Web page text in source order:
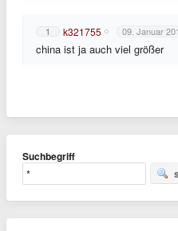
1 k321755 09. Januar
china ist ja auch viel größer
Suchbegriff